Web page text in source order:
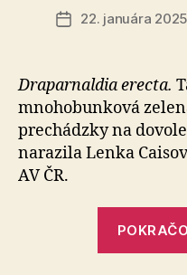
článku
Dátum
22. januára 2025
Draparnaldia erecta.
mnohobunková
prechádzky na
narazila Lenka
AV ČR.